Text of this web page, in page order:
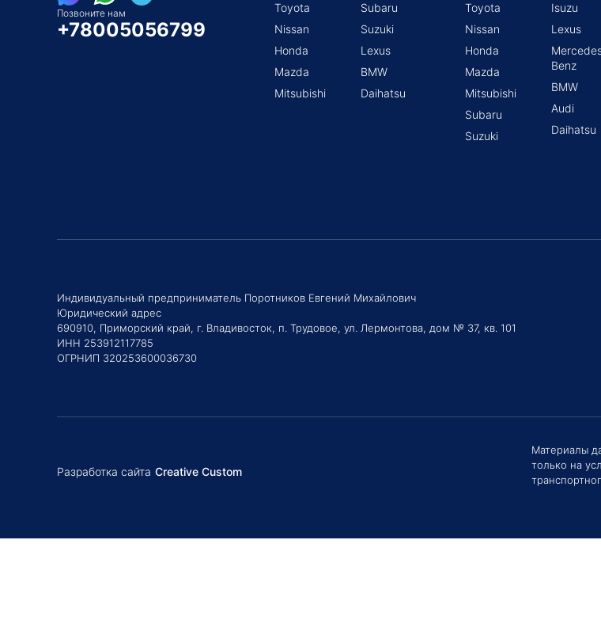
Позвоните нам
+78005056799
Toyota
Nissan
Honda
Mazda
Mitsubishi
Subaru
Suzuki
Lexus
BMW
Daihatsu
Toyota
Nissan
Honda
Mazda
Mitsubishi
Subaru
Suzuki
Isuzu
Lexus
Benz
BMW
Audi
Daihatsu
Индивидуальный предприниматель Поротников Евгений Михайлович
Юридический адрес
690910, Приморский край, г. Владивосток, п. Трудовое, ул. Лермонтова, дом № 37, кв. 101
ИНН 253912117785
ОГРНИП 320253600036730
Материалы
только на
Разработка сайта Creative Custom